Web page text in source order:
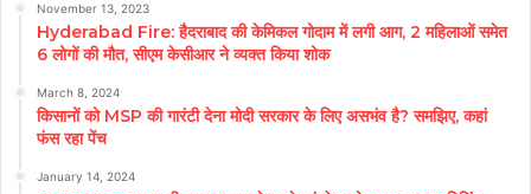
November 13, 2023
Hyderabad Fire: हैदराबाद की केमिकल गोदाम में लगी आग, 2 महिलाओं समेत
6 लोगों की मौत, सीएम केसीआर ने व्यक्त किया शोक
March 8, 2024
किसानों को MSP की गारंटी देना मोदी सरकार के लिए असभंव है? समझिए, कहां
फंस रहा पेंच
January 14, 2024